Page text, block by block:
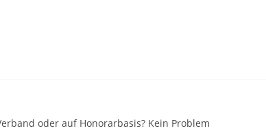
oder auf Honorarbasis? Kein Problem